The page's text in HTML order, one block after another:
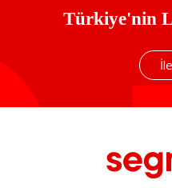
Türkiye'nin